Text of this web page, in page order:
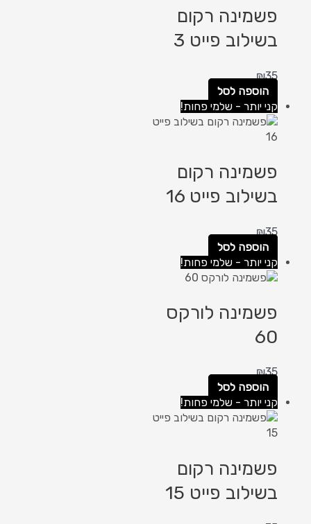
פשמינה רקום
בשילוב פייט 3
₪35
הוספה לסל
קני יותר - שלמי פחות!
פשמינה רקום
בשילוב פייט 16
₪35
הוספה לסל
קני יותר - שלמי פחות!
פשמינה לורקס
60
₪35
הוספה לסל
קני יותר - שלמי פחות!
פשמינה רקום
בשילוב פייט 15